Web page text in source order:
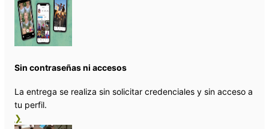
Sin contraseñas ni accesos
La entrega se realiza sin solicitar credenciales y sin acceso a
tu perfil.
❯